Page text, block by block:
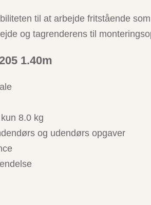
til at arbejde fritstående
og tagrende­rens til
1.40m
8.0 kg
og udendørs opgaver